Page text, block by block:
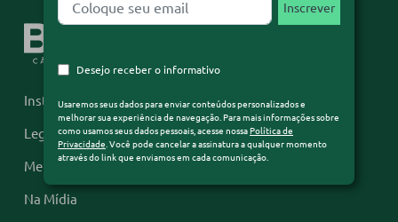
Institucional
Legislação
Mercado Financeiro
Na Mídia
Desejo receber o informativo
Usaremos seus dados para enviar conteúdos personalizados e
melhorar sua experiência de navegação. Para mais informações sobre
como usamos seus dados pessoais, acesse nossaPolítica de
Privacidade . Você pode cancelar a assinatura a qualquer momento
através do link que enviamos em cada comunicação.